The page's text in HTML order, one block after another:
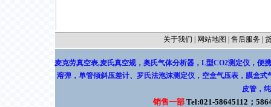
关于我们 网站地图 售后服务
麦克劳真空表,麦氏真空规， 奥氏气体分析器，L型CO2测定仪 ， 便
溶弹 ， 单管倾斜压差计、 罗氏法泡沫测定仪 ， 空盒气压表，膜盒式
皮管 ，
销售一部 Tel:021-58645112；